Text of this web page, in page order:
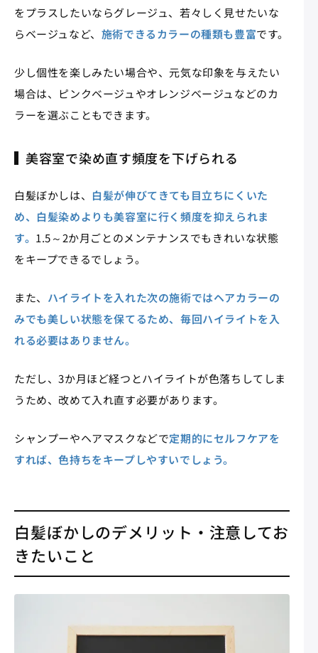
をプラスしたいならグレージュ、若々しく見せたいな
らベージュなど、 施術できるカラーの種類も豊富です。
少し個性を楽しみたい場合や、元気な印象を与えたい
場合は、ピンクベージュやオレンジベージュなどのカ
ラーを選ぶこともできます。
美容室で染め直す頻度を下げられる
白髪ぼかしは、 白髪が伸びてきても目立ちにくいた
め、白髪染めよりも美容室に行く頻度を抑えられま
す。 1.5～2か月ごとのメンテナンスでもきれいな状態
をキープできるでしょう。
また、 ハイライトを入れた次の施術ではヘアカラーの
みでも美しい状態を保てるため、毎回ハイライトを入
れる必要はありません。
ただし、3か月ほど経つとハイライトが色落ちしてしま
うため、改めて入れ直す必要があります。
シャンプーやヘアマスクなどで定期的にセルフケアを
すれば、色持ちをキープしやすいでしょう。
白髪ぼかしのデメリット・注意してお
きたいこと